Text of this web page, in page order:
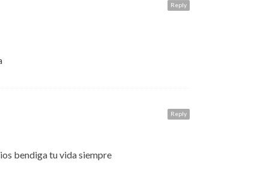
Reply
Reply
bendiga tu vida siempre